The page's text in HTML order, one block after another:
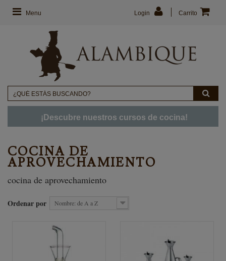
Menu Carrito
Login
¡Descubre nuestros cursos de cocina!
COCINA DE
APROVECHAMIENTO
cocina de aprovechamiento
Ordenar por Nombre: de A a Z